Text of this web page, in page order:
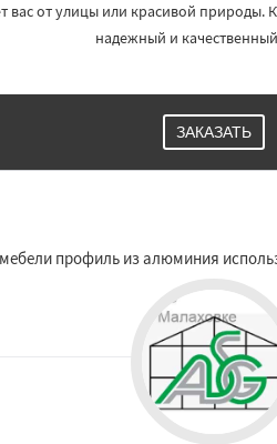
вас от улицы или красивой природы.
надежный и
ЗАКАЗАТЬ
профиль из алюминия